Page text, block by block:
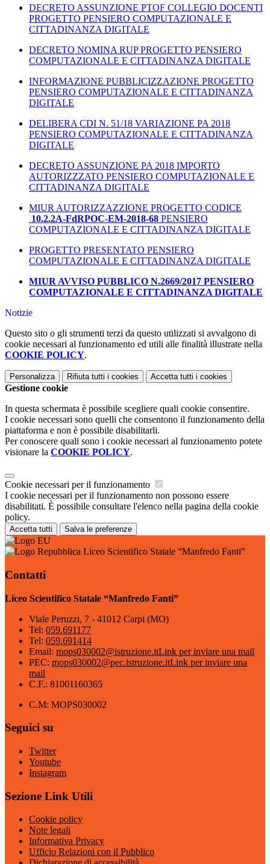
DECRETO ASSUNZIONE PTOF COLLEGIO DOCENTI
PROGETTO PENSIERO COMPUTAZIONALE E
CITTADINANZA DIGITALE
DECRETO NOMINA RUP PROGETTO PENSIERO
COMPUTAZIONALE E CITTADINANZA DIGITALE
INFORMAZIONE PUBBLICIZZAZIONE PROGETTO
PENSIERO COMPUTAZIONALE E CITTADINANZA
DIGITALE
DELIBERA CDI N. 51/18 VARIAZIONE PA 2018
PENSIERO COMPUTAZIONALE E CITTADINANZA
DIGITALE
DECRETO ASSUNZIONE PA 2018 IMPORTO
AUTORIZZZATO PENSIERO COMPUTAZIONALE E
CITTADINANZA DIGITALE
MIUR AUTORIZZAZZIONE PROGETTO CODICE
10.2.2A-FdRPOC-EM-2018-68 PENSIERO
COMPUTAZIONALE E CITTADINANZA DIGITALE
PROGETTO PRESENTATO PENSIERO
COMPUTAZIONALE E CITTADINANZA DIGITALE
MIUR AVVISO PUBBLICO N.2669/2017 PENSIERO
COMPUTAZIONALE E CITTADINANZA DIGITALE
Notizie
Questo sito o gli strumenti terzi da questo utilizzati si avvalgono di
cookie necessari al funzionamento ed utili alle finalità illustrate nella
COOKIE POLICY.
Personalizza Rifiuta tutti i cookies Accetta tutti i cookies
Gestione cookie
In questa schermata è possibile scegliere quali cookie consentire.
I cookie necessari sono quelli che consentono il funzionamento della
piattaforma e non è possibile disabilitarli.
Per conoscere quali sono i cookie necessari al funzionamento potete
visionare la COOKIE POLICY.
Cookie necessari per il funzionamento
I cookie necessari per il funzionamento non possono essere
disabilitati. È possibile consultare l'elenco nella pagina della cookie
policy.
Accetta tutti Salva le preferenze
Liceo Scientifico Statale “Manfredo Fanti”
Contatti
Liceo Scientifico Statale “Manfredo Fanti”
Viale Peruzzi, 7 - 41012 Carpi (MO)
Tel: 059.691177
Tel: 059.691414
Email: mops030002@istruzione.itLink per inviare una mail
PEC: mops030002@pec.istruzione.itLink per inviare una
mail
C.F.: 81001160365
C.M: MOPS030002
Seguici su
Twitter
Youtube
Instagram
Sezione Link Utili
Cookie policy
Note legali
Informativa Privacy
Ufficio Relazioni con il Pubblico